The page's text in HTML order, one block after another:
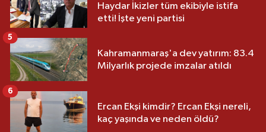
Haydar İkizler tüm ekibiyle istifa
etti! İşte yeni partisi
Kahramanmaraş'a dev yatırım: 83.4
Milyarlık projede imzalar atıldı
5
Ercan Ekşi kimdir? Ercan Ekşi nereli,
kaç yaşında ve neden öldü?
6